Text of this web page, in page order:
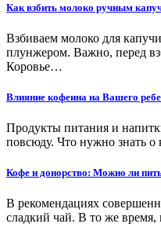
Как взбить молоко ручным
Взбиваем молоко для
плунжером. Важно, перед
Коровье…
Влияние кофеина на Вашего
Продукты питания и
повсюду. Что нужно знать о
Кофе и донорство: Можно ли
В рекомендациях
сладкий чай. В то же